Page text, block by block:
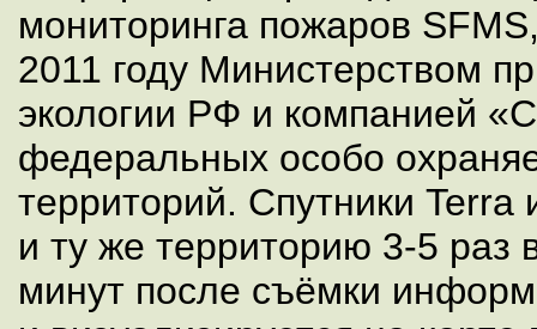
мониторинга пожаров
2011 году Министерством
экологии РФ и компанией
федеральных особо
территорий. Спутники
и ту же территорию 3-5 раз
минут после съёмки